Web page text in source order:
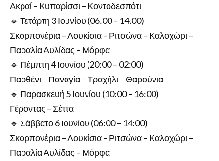
Ακραί – Κυπαρίσσι – Κοντοδεσπότι
🔹 Τετάρτη 3 Ιουνίου (06:00 – 14:00)
Σκορπονέρια – Λουκίσια – Ριτσώνα – Καλοχώρι –
Παραλία Αυλίδας – Μόρφα
🔹 Πέμπτη 4 Ιουνίου (20:00 – 02:00)
Παρθένι – Παναγία – Τραχήλι – Θαρούνια
🔹 Παρασκευή 5 Ιουνίου (10:00 – 16:00)
Γέροντας – Σέττα
🔹 Σάββατο 6 Ιουνίου (06:00 – 14:00)
Σκορπονέρια – Λουκίσια – Ριτσώνα – Καλοχώρι –
Παραλία Αυλίδας – Μόρφα